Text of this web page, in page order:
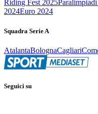
Riding Fest 2025
2024Euro 2024
Squadra Serie A
AtalantaBolognaCagliari
Seguici su